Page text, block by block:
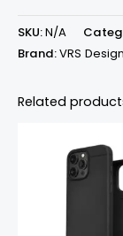
SKU:N/A
Brand:VRS Design
Related